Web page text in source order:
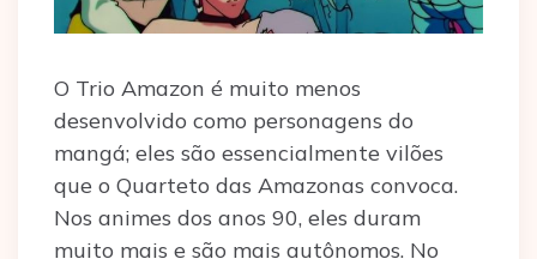
O Trio Amazon é muito menos
desenvolvido como personagens do
mangá; eles são essencialmente vilões
que o Quarteto das Amazonas convoca.
Nos animes dos anos 90, eles duram
muito mais e são mais autônomos. No